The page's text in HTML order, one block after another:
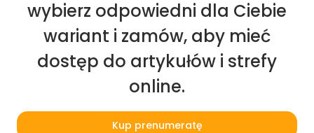
wybierz odpowiedni dla Ciebie
wariant i zamów, aby mieć
dostęp do artykułów i strefy
online.
Kup prenumeratę